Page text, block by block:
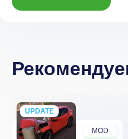
MOD
UPDATE
NEW